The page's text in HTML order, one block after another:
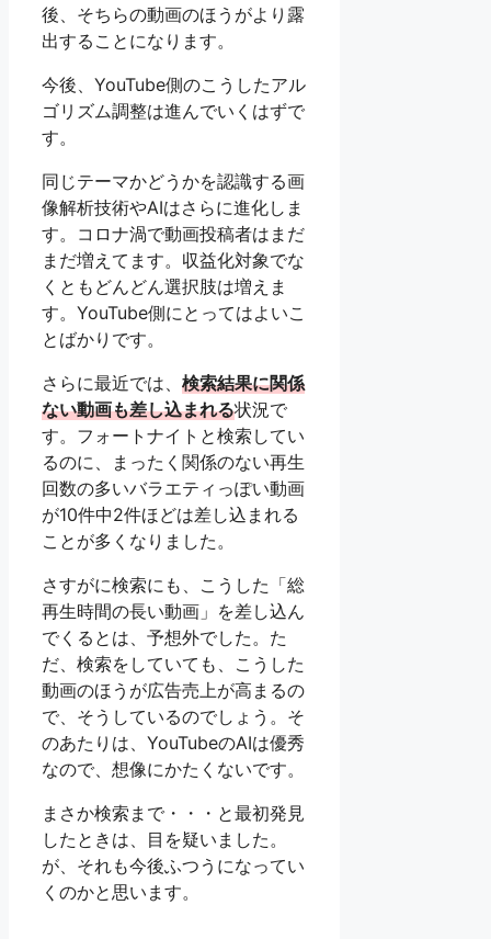
後、そちらの動画のほうがより露
出することになります。
今後、YouTube側のこうしたアル
ゴリズム調整は進んでいくはずで
す。
同じテーマかどうかを認識する画
像解析技術やAIはさらに進化しま
す。コロナ渦で動画投稿者はまだ
まだ増えてます。収益化対象でな
くともどんどん選択肢は増えま
す。YouTube側にとってはよいこ
とばかりです。
さらに最近では、 検索結果に関係
ない動画も差し込まれる状況で
す。フォートナイトと検索してい
るのに、まったく関係のない再生
回数の多いバラエティっぽい動画
が10件中2件ほどは差し込まれる
ことが多くなりました。
さすがに検索にも、こうした「総
再生時間の長い動画」を差し込ん
でくるとは、予想外でした。た
だ、検索をしていても、こうした
動画のほうが広告売上が高まるの
で、そうしているのでしょう。そ
のあたりは、YouTubeのAIは優秀
なので、想像にかたくないです。
まさか検索まで・・・と最初発見
したときは、目を疑いました。
が、それも今後ふつうになってい
くのかと思います。